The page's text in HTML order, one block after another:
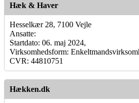
Hæk & Haver
Hesselkær 28, 7100 Vejle
Ansatte:
Startdato: 06. maj 2024,
Virksomhedsform:
CVR: 44810751
Hækken.dk